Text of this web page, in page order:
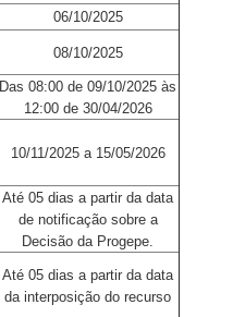
06/10/2025
08/10/2025
Das 08:00 de 09/10/2025 às
12:00 de 30/04/2026
10/11/2025 a 15/05/2026
Até 05 dias a partir da data
de notificação sobre a
Decisão da Progepe.
Até 05 dias a partir da data
da interposição do recurso